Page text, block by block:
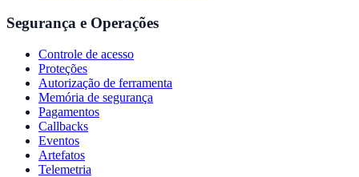
Segurança e Operações
Controle de acesso
Proteções
Autorização de ferramenta
Memória de segurança
Pagamentos
Callbacks
Eventos
Artefatos
Telemetria